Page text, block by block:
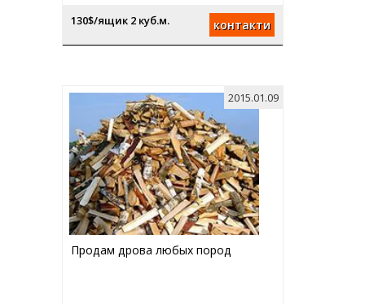
130$/ящик 2 куб.м. контакти
Продам дрова любых пород
2015.01.09